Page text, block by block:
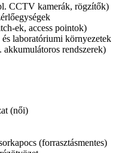
CCTV kamerák, rögzítők)
ek, access pointok)
laboratóriumi környezetek
rendszerek)
(női)
(forrasztásmentes)